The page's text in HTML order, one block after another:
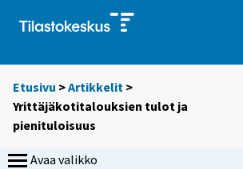
Etusivu >Artikkelit >
Yrittäjäkotitalouksien tulot ja
pienituloisuus
Avaa valikko